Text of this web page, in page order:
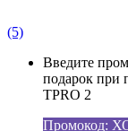
(5)
Введите
подарок при
TPRO 2
Промокод: